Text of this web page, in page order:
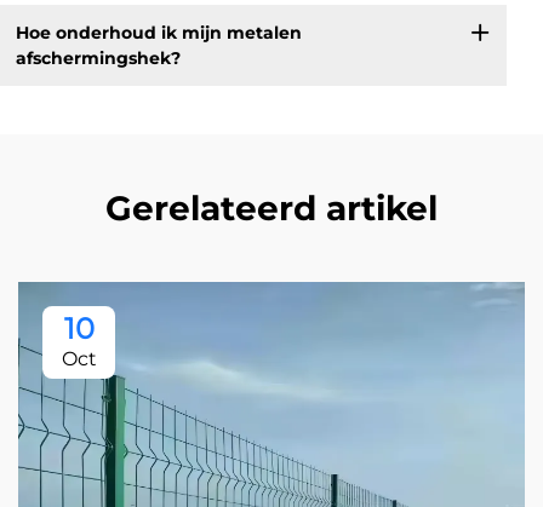
Hoe onderhoud ik mijn metalen
afschermingshek?
Gerelateerd artikel
10
Oct